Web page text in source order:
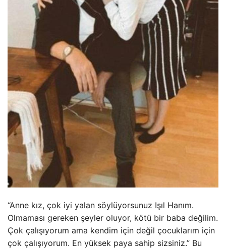
“Anne kız, çok iyi yalan söylüyorsunuz Işıl Hanım.
Olmaması gereken şeyler oluyor, kötü bir baba değilim.
Çok çalışıyorum ama kendim için değil çocuklarım için
çok çalışıyorum. En yüksek paya sahip sizsiniz.” Bu